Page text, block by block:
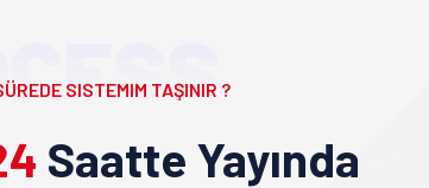
SISTEMIM TAŞINIR ?
Saatte Yayında